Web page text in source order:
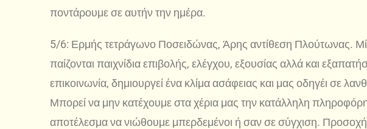
ποντάρουμε σε αυτήν την ημέρα.
5/6: Ερμής τετράγωνο Ποσειδώνας, Άρης αντίθεση Πλούτωνας.
παίζονται παιχνίδια επιβολής, ελέγχου, εξουσίας αλλά και
επικοινωνία, δημιουργεί ένα κλίμα ασάφειας και μας οδηγέι σε
Μπορεί να μην κατέχουμε στα χέρια μας την κατάλληλη
αποτέλεσμα να νιώθουμε μπερδεμένοι ή σαν σε σύγχιση.